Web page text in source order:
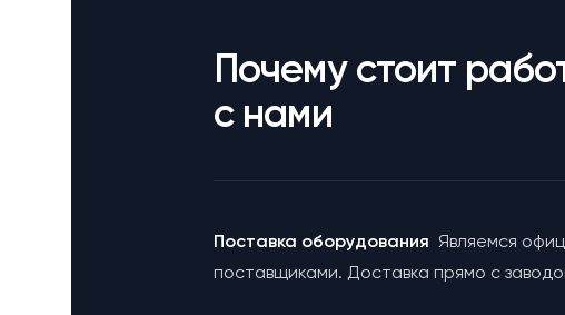
Почему стоит
с нами
Поставка оборудования Являемся
поставщиками. Доставка прямо с